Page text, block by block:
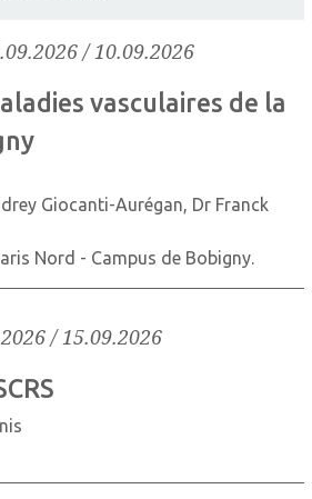
/ 10.09.2026
vasculaires de la
Giocanti-Aurégan, Dr Franck
Nord - Campus de Bobigny.
/ 15.09.2026